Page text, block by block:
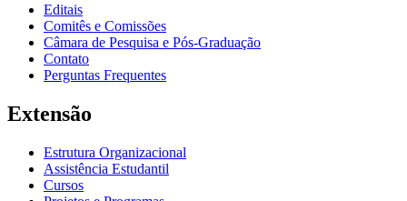
Editais
Comitês e Comissões
Câmara de Pesquisa e Pós-Graduação
Contato
Perguntas Frequentes
Extensão
Estrutura Organizacional
Assistência Estudantil
Cursos